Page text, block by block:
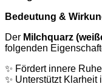
Bedeutung &
Der Milchquarz
folgenden
✨ Fördert innere
✨ Unterstützt Klarheit